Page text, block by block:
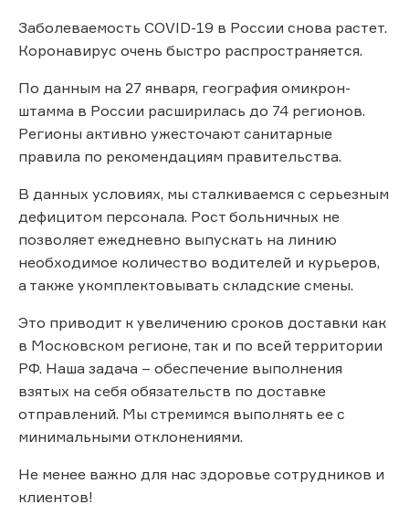
Заболеваемость COVID-19 в России снова растет.
Коронавирус очень быстро распространяется.
По данным на 27 января, география омикрон-
штамма в России расширилась до 74 регионов.
Регионы активно ужесточают санитарные
правила по рекомендациям правительства.
В данных условиях, мы сталкиваемся с серьезным
дефицитом персонала. Рост больничных не
позволяет ежедневно выпускать на линию
необходимое количество водителей и курьеров,
а также укомплектовывать складские смены.
Это приводит к увеличению сроков доставки как
в Московском регионе, так и по всей территории
РФ. Наша задача – обеспечение выполнения
взятых на себя обязательств по доставке
отправлений. Мы стремимся выполнять ее с
минимальными отклонениями.
Не менее важно для нас здоровье сотрудников и
клиентов!